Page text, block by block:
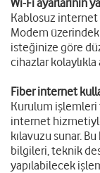
Wi-Fi ayarlarının
Kablosuz internet
Modem
isteğinize göre
cihazlar
Fiber internet
Kurulum işlemleri
internet
kılavuzu sunar.
bilgileri, teknik
yapılabilecek